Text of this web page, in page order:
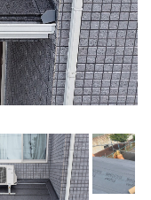
クト シェイドブラ
葺き【平塚市】